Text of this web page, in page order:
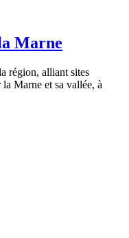
Marne
région, alliant sites
Marne et sa vallée, à